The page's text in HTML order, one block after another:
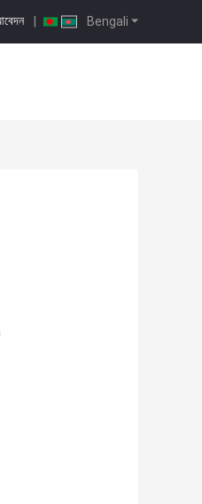
Bengali
|